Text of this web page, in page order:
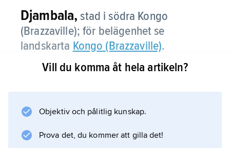
Djambala, stad i södra Kongo
(Brazzaville); för belägenhet se
landskarta Kongo (Brazzaville).
Information om artikeln
Vill du komma åt hela artikeln?
Objektiv och pålitlig kunskap.
Prova det, du kommer att gilla det!